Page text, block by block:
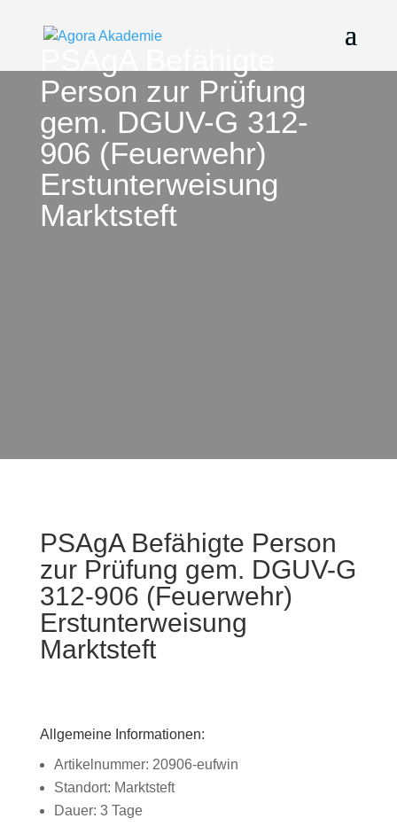
Person zur Prüfung
gem. DGUV-G 312-
906 (Feuerwehr)
Erstunterweisung
Marktsteft
PSAgA Befähigte Person
zur Prüfung gem. DGUV-G
312-906 (Feuerwehr)
Erstunterweisung
Marktsteft
Allgemeine Informationen:
Artikelnummer: 20906-eufwin
Standort: Marktsteft
Dauer: 3 Tage